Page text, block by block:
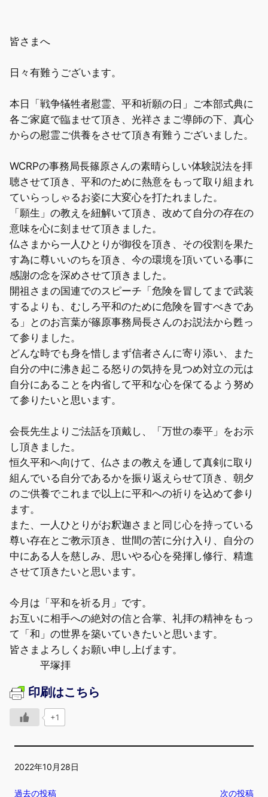
皆さまへ
日々有難うございます。
本日「戦争犠牲者慰霊、平和祈願の日」ご本部式典に
各ご家庭で臨ませて頂き、光祥さまご導師の下、真心
からの慰霊ご供養をさせて頂き有難うございました。
WCRPの事務局長篠原さんの素晴らしい体験説法を拝
聴させて頂き、平和のために熱意をもって取り組まれ
ていらっしゃるお姿に大変心を打たれました。
「願生」の教えを紐解いて頂き、改めて自分の存在の
意味を心に刻ませて頂きました。
仏さまから一人ひとりが御役を頂き、その役割を果た
す為に尊いいのちを頂き、今の環境を頂いている事に
感謝の念を深めさせて頂きました。
開祖さまの国連でのスピーチ「危険を冒してまで武装
するよりも、むしろ平和のために危険を冒すべきであ
る」とのお言葉が篠原事務局長さんのお説法から甦っ
て参りました。
どんな時でも身を惜しまず信者さんに寄り添い、また
自分の中に沸き起こる怒りの気持を見つめ対立の元は
自分にあることを内省して平和な心を保てるよう努め
て参りたいと思います。
会長先生よりご法話を頂戴し、「万世の泰平」をお示
し頂きました。
恒久平和へ向けて、仏さまの教えを通して真剣に取り
組んでいる自分であるかを振り返えらせて頂き、朝夕
のご供養でこれまで以上に平和への祈りを込めて参り
ます。
また、一人ひとりがお釈迦さまと同じ心を持っている
尊い存在とご教示頂き、世間の苦に分け入り、自分の
中にある人を慈しみ、思いやる心を発揮し修行、精進
させて頂きたいと思います。
今月は「平和を祈る月」です。
お互いに相手への絶対の信と合掌、礼拝の精神をもっ
て「和」の世界を築いていきたいと思います。
皆さまよろしくお願い申し上げます。
平塚拝
印刷はこちら
+1
2022年10月28日
過去の投稿 次の投稿